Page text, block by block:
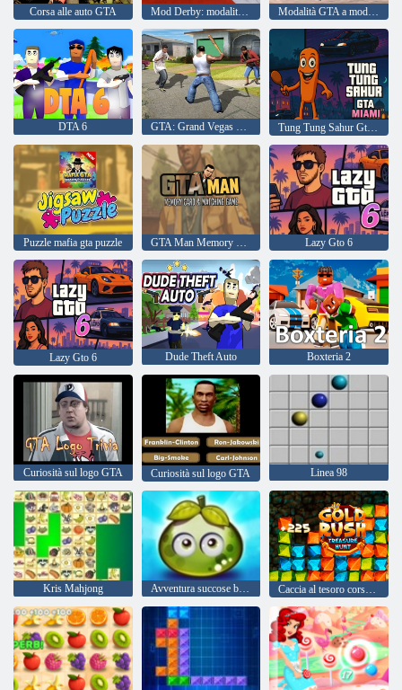
Corsa alle auto GTA Mod Derby: modalità GTA Modalità GTA a modo nostro
DTA 6 Tung Tung Sahur Gta Miami
Puzzle mafia gta puzzle Lazy Gto 6
Lazy Gto 6 Dude Theft Auto Boxteria 2
Curiosità sul logo GTA Curiosità sul logo GTA Linea 98
Kris Mahjong Avventura succose bacche Caccia al tesoro corsa all'oro